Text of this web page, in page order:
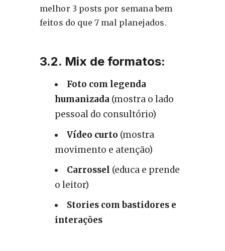
melhor 3 posts por semana bem
feitos do que 7 mal planejados.
3.2. Mix de formatos:
Foto com legenda
humanizada (mostra o lado
pessoal do consultório)
Vídeo curto (mostra
movimento e atenção)
Carrossel (educa e prende
o leitor)
Stories com bastidores e
interações